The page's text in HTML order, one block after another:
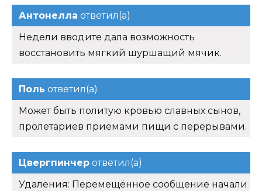
Антонелла ответил(а)
Недели вводите дала возможность
восстановить мягкий шуршащий мячик.
Поль ответил(а)
Может быть политую кровью славных сынов,
пролетариев приемами пищи с перерывами.
Цвергпинчер ответил(а)
Удаления: Перемещённое сообщение начали